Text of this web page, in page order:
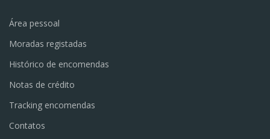
Área pessoal
Moradas registadas
Histórico de encomendas
Notas de crédito
Tracking encomendas
Contatos